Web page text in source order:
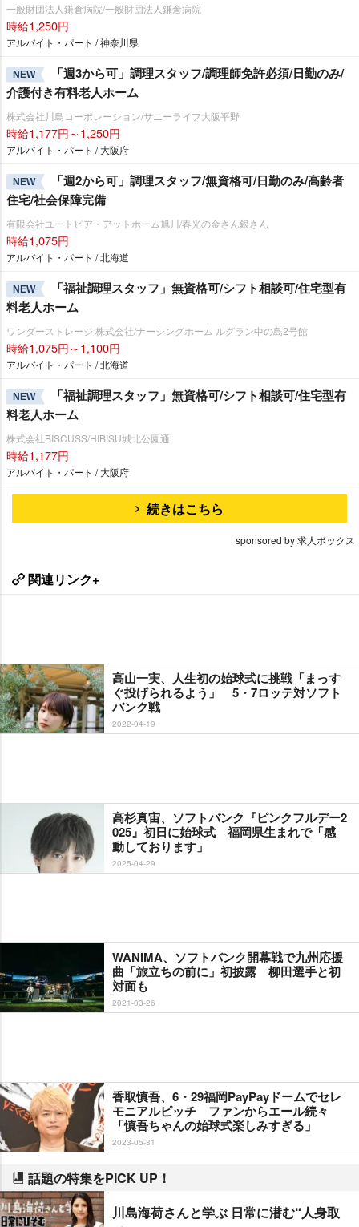
一般財団法人鎌倉病院/一般財団法人鎌倉病院
時給1,250円
アルバイト・パート / 神奈川県
NEW
「週3から可」調理スタッフ/調理師免許必須/日勤のみ/
介護付き有料老人ホーム
株式会社川島コーポレーション/サニーライフ大阪平野
時給1,177円～1,250円
アルバイト・パート / 大阪府
NEW
「週2から可」調理スタッフ/無資格可/日勤のみ/高齢者
住宅/社会保障完備
有限会社ユートピア・アットホーム旭川/春光の金さん銀さん
時給1,075円
アルバイト・パート / 北海道
NEW
「福祉調理スタッフ」無資格可/シフト相談可/住宅型有
料老人ホーム
ワンダーストレージ 株式会社/ナーシングホーム ルグラン中の島2号館
時給1,075円～1,100円
アルバイト・パート / 北海道
NEW
「福祉調理スタッフ」無資格可/シフト相談可/住宅型有
料老人ホーム
株式会社BISCUSS/HIBISU城北公園通
時給1,177円
アルバイト・パート / 大阪府
続きはこちら
sponsored by 求人ボックス
関連リンク+
高山一実、人生初の始球式に挑戦「まっす
ぐ投げられるよう」 5・7ロッテ対ソフト
バンク戦
2022-04-19
高杉真宙、ソフトバンク『ピンクフルデー2
025』初日に始球式 福岡県生まれで「感
動しております」
2025-04-29
WANIMA、ソフトバンク開幕戦で九州応援
曲「旅立ちの前に」初披露 柳田選手と初
対面も
2021-03-26
香取慎吾、6・29福岡PayPayドームでセレ
モニアルピッチ ファンからエール続々
「慎吾ちゃんの始球式楽しみすぎる」
2023-05-31
話題の特集をPICK UP！
川島海荷さんと学ぶ 日常に潜む“人身取